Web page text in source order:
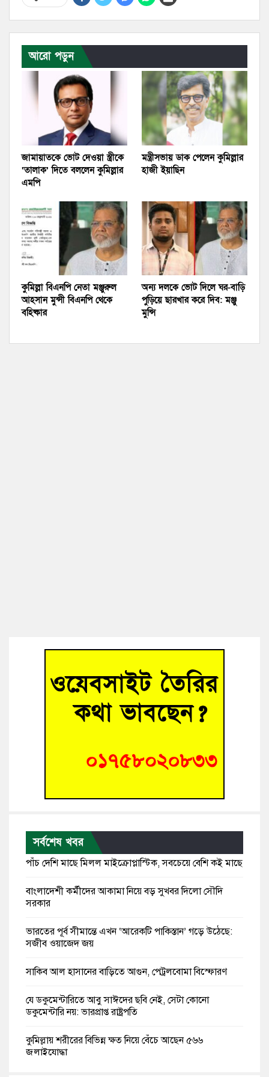
আরো পড়ুন
জামায়াতকে ভোট দেওয়া স্ত্রীকে
‘তালাক’ দিতে বললেন কুমিল্লার
এমপি
মন্ত্রীসভায় ডাক পেলেন কুমিল্লার
হাজী ইয়াছিন
কুমিল্লা বিএনপি নেতা মঞ্জুরুল
আহসান মুন্সী বিএনপি থেকে
বহিষ্কার
অন্য দলকে ভোট দিলে ঘর-বাড়ি
পুড়িয়ে ছারখার করে দিব: মঞ্জু
মুন্সি
সর্বশেষ খবর
পাঁচ দেশি মাছে মিলল মাইক্রোপ্লাস্টিক, সবচেয়ে বেশি কই মাছে
বাংলাদেশী কর্মীদের আকামা নিয়ে বড় সুখবর দিলো সৌদি
সরকার
ভারতের পূর্ব সীমান্তে এখন ‘আরেকটি পাকিস্তান’ গড়ে উঠেছে:
সজীব ওয়াজেদ জয়
সাকিব আল হাসানের বাড়িতে আগুন, পেট্রলবোমা বিস্ফোরণ
যে ডকুমেন্টারিতে আবু সাঈদের ছবি নেই, সেটা কোনো
ডকুমেন্টারি নয়: ভারপ্রাপ্ত রাষ্ট্রপতি
কুমিল্লায় শরীরের বিভিন্ন ক্ষত নিয়ে বেঁচে আছেন ৫৬৬
জুলাইযোদ্ধা